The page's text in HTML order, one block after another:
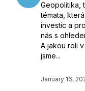
Geopolitika,
témata,
investic a
nás s
A jakou roli
jsme...
January 16,